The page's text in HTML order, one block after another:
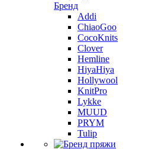
Бренд
Addi
ChiaoGoo
CocoKnits
Clover
Hemline
HiyaHiya
Hollywool
KnitPro
Lykke
MUUD
PRYM
Tulip